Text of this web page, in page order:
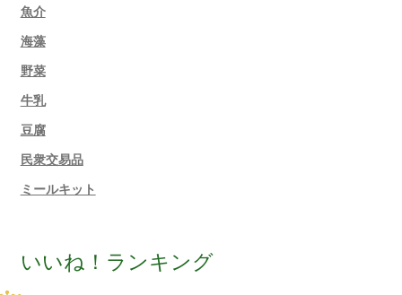
魚介
海藻
野菜
牛乳
豆腐
民衆交易品
ミールキット
いいね！ランキング